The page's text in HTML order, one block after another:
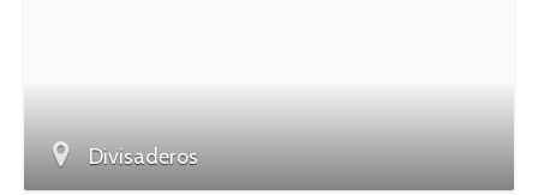
Divisaderos